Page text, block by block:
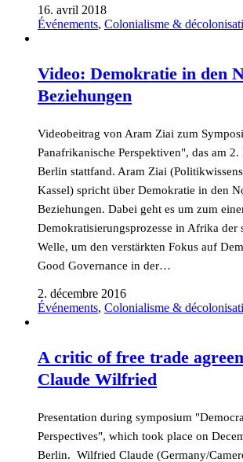
16. avril 2018
Événements, Colonialisme &
Video: Demokratie in den
Beziehungen
Videobeitrag von Aram Ziai zum
Panafrikanische Perspektiven", das am
Berlin stattfand. Aram Ziai
Kassel) spricht über Demokratie in den
Beziehungen. Dabei geht es um zum
Demokratisierungsprozesse in Afrika der
Welle, um den verstärkten Fokus auf
Good Governance in der…
2. décembre 2016
Événements, Colonialisme &
A critic of free trade
Claude Wilfried
Presentation during symposium
Perspectives", which took place on
Berlin. Wilfried Claude (Germany/